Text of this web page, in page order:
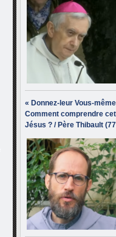
« Donnez-leur Vous-
Comment comprendre
Jésus ? / Père Thibault